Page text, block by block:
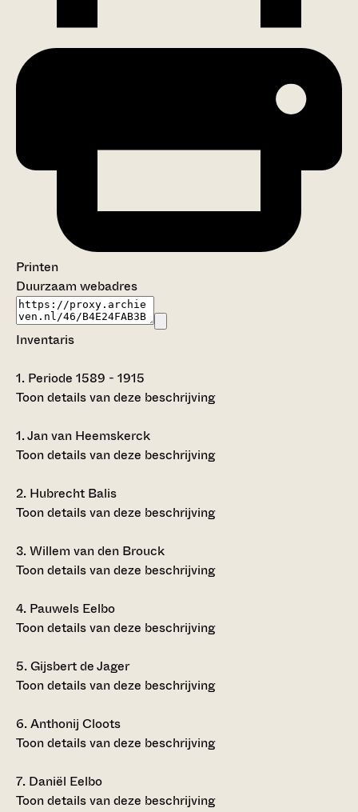
Printen
Duurzaam webadres
Inventaris
1. Periode 1589 - 1915
Toon details van deze beschrijving
1.Jan van Heemskerck
Toon details van deze beschrijving
2. Hubrecht Balis
Toon details van deze beschrijving
3.Willem van den Brouck
Toon details van deze beschrijving
4. Pauwels Eelbo
Toon details van deze beschrijving
5.Gijsbert de Jager
Toon details van deze beschrijving
6.Anthonij Cloots
Toon details van deze beschrijving
7. Daniël Eelbo
Toon details van deze beschrijving